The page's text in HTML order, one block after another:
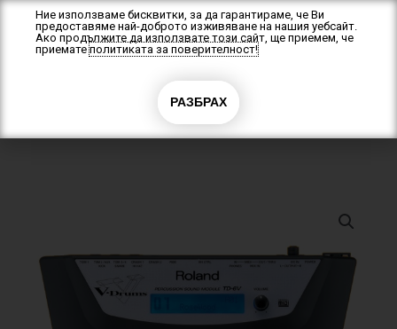
content
Ние използваме бисквитки, за да гарантираме, че Ви
предоставяме най-доброто изживяване на нашия уебсайт.
Ако продължите да използвате този сайт, ще приемем, че
приематеполитиката за поверителност!
РАЗБРАХ